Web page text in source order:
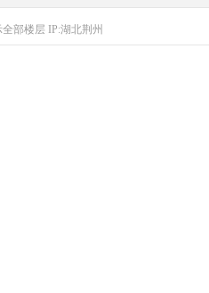
全部楼层 IP:湖北荆州